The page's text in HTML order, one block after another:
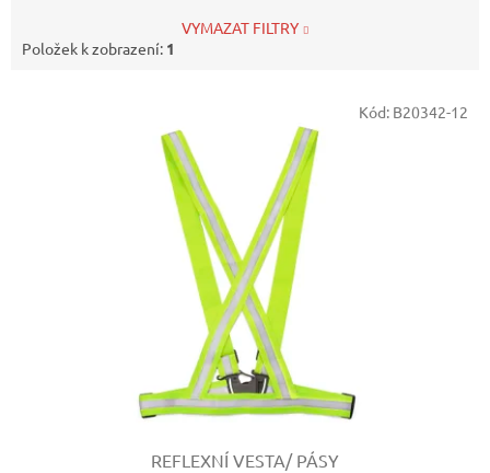
VYMAZAT FILTRY
Položek k zobrazení: 1
REFLEXNÍ VESTA/ PÁSY
Kód: B20342-12